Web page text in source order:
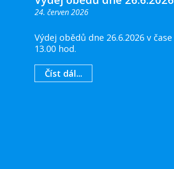
24. červen 2026
Výdej obědů dne 26.6.2026 v čase
13.00 hod.
Číst dál...